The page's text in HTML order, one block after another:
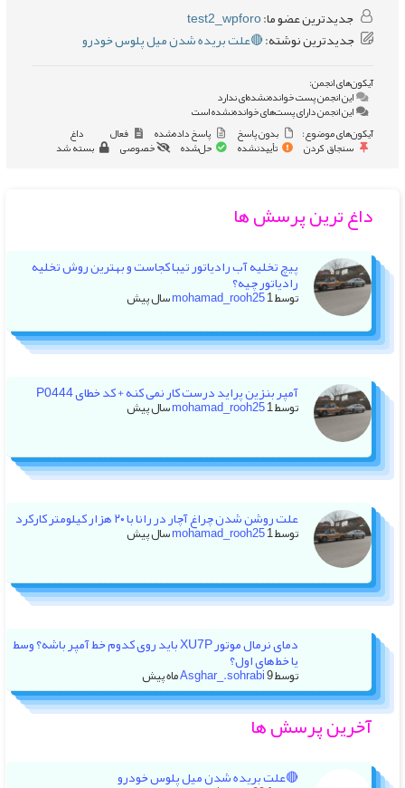
جدیدترین عضو ما:test2_wpforo
جدیدترین نوشته:🔴علت بریده شدن میل پلوس خودرو
آیکون‌های انجمن:
این انجمن پست خوانده‌نشده‌ای ندارد
این انجمن دارای پست‌های خوانده‌نشده است
آیکون‌های موضوع:
بدون پاسخ پاسخ داده‌شده فعال
سنجاق کردن تأییدنشده حل‌شده خصوصی بسته شد
داغ ترین پرسش ها
پیچ تخلیه آب رادیاتور تیبا کجاست و بهترین روش تخلیه
رادیاتور چیه؟
توسط mohamad_rooh251 سال پیش
آمپر بنزین پراید درست کار نمی کنه + کد خطای P0444
توسط mohamad_rooh251 سال پیش
علت روشن شدن چراغ آچار در رانا با ۲۰ هزار کیلومتر کارکرد
توسط mohamad_rooh251 سال پیش
دمای نرمال موتور XU7P باید روی کدوم خط آمپر باشه؟ وسط
یا خط‌های اول؟
توسط Asghar_.sohrabi9 ماه پیش
آخرین پرسش ها
🔴علت بریده شدن میل پلوس خودرو